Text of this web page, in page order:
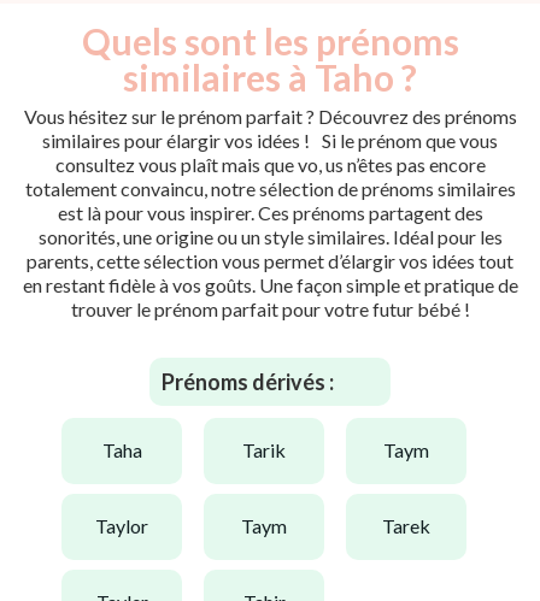
Quels sont les prénoms
similaires à Taho ?
Vous hésitez sur le prénom parfait ? Découvrez des prénoms
similaires pour élargir vos idées ! Si le prénom que vous
consultez vous plaît mais que vo, us n’êtes pas encore
totalement convaincu, notre sélection de prénoms similaires
est là pour vous inspirer. Ces prénoms partagent des
sonorités, une origine ou un style similaires. Idéal pour les
parents, cette sélection vous permet d’élargir vos idées tout
en restant fidèle à vos goûts. Une façon simple et pratique de
trouver le prénom parfait pour votre futur bébé !
Prénoms dérivés :
taha tarik taym
taylor taym tarek